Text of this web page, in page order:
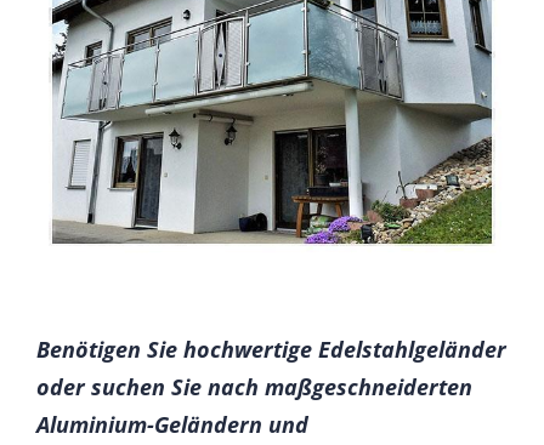
Benötigen Sie hochwertige Edelstahlgeländer
oder suchen Sie nach maßgeschneiderten
Aluminium-Geländern und